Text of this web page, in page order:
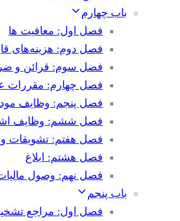
باب چهارم
فصل اول: معافیت ها
فصل دوم: هزینه‌های
فصل سوم: قرائن و
فصل چهارم: مقررات
فصل پنجم: وظایف
فصل ششم: وظایف
فصل هفتم: تشویقات و
فصل هشتم: ابلاغ
فصل نهم: وصول
باب پنجم
فصل اول: مراجع